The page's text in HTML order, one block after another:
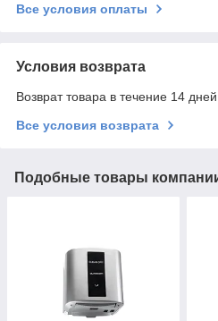
Все условия оплаты
Условия возврата
Возврат товара в течение 14
Все условия возврата
Подобные товары